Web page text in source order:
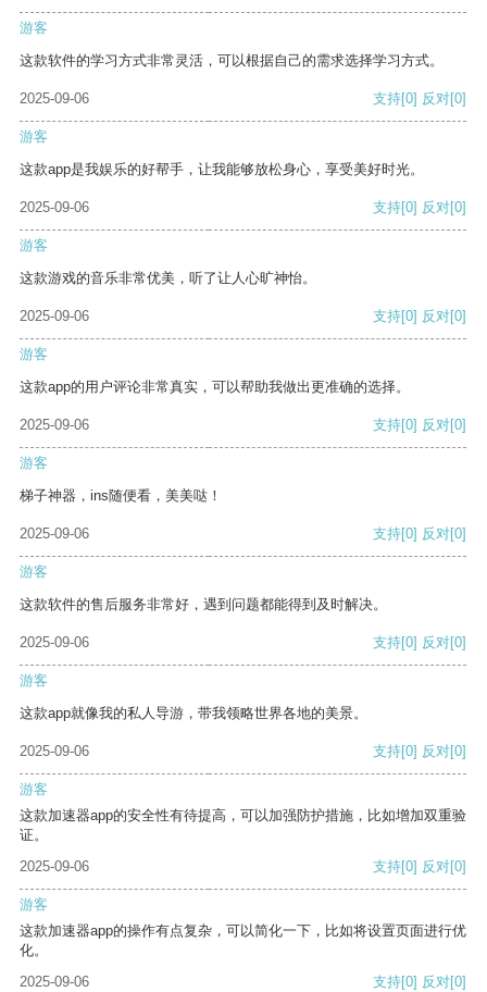
游客
这款软件的学习方式非常灵活，可以根据自己的需求选择学习方式。
2025-09-06 支持[0] 反对[0]
游客
这款app是我娱乐的好帮手，让我能够放松身心，享受美好时光。
2025-09-06 支持[0] 反对[0]
游客
这款游戏的音乐非常优美，听了让人心旷神怡。
2025-09-06 支持[0] 反对[0]
游客
这款app的用户评论非常真实，可以帮助我做出更准确的选择。
2025-09-06 支持[0] 反对[0]
游客
梯子神器，ins随便看，美美哒！
2025-09-06 支持[0] 反对[0]
游客
这款软件的售后服务非常好，遇到问题都能得到及时解决。
2025-09-06 支持[0] 反对[0]
游客
这款app就像我的私人导游，带我领略世界各地的美景。
2025-09-06 支持[0] 反对[0]
游客
这款加速器app的安全性有待提高，可以加强防护措施，比如增加双重验
证。
2025-09-06
支持[0] 反对[0]
游客
这款加速器app的操作有点复杂，可以简化一下，比如将设置页面进行优
化。
2025-09-06
支持[0] 反对[0]